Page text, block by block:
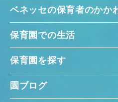
ベネッセの保育者のかか
保育園での生活
保育園を探す
園ブログ